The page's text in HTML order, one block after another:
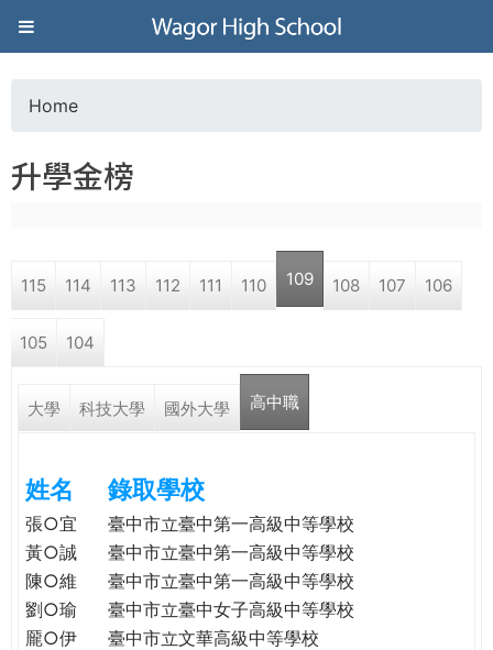
Jump to navigation
葳
格
高
學
格。
o
a
r
e
e
r
e
Home
升學金榜
115 114 113 112 111 110 109 108 107 106
105 104
大學 科技大學 國外大學 高中職
姓名 錄取學校
張○宜
臺中市立臺中第一高級中等學校
黃○誠
臺中市立臺中第一高級中等學校
陳○維
臺中市立臺中第一高級中等學校
劉○瑜
臺中市立臺中女子高級中等學校
龎○伊
臺中市立文華高級中等學校